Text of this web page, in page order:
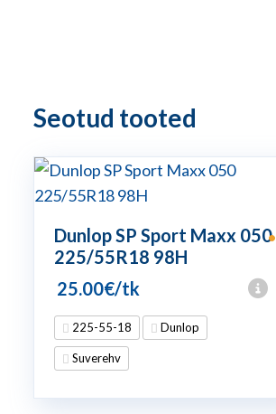
Seotud tooted
•
Dunlop SP Sport Maxx 050
225/55R18 98H
25.00€/tk
225-55-18 Dunlop
Suverehv